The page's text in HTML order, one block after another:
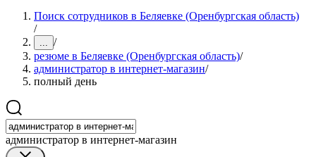
Поиск сотрудников в Беляевке (Оренбургская область)
/
... /
резюме в Беляевке (Оренбургская область)/
администратор в интернет-магазин/
полный день
администратор в интернет-магазин